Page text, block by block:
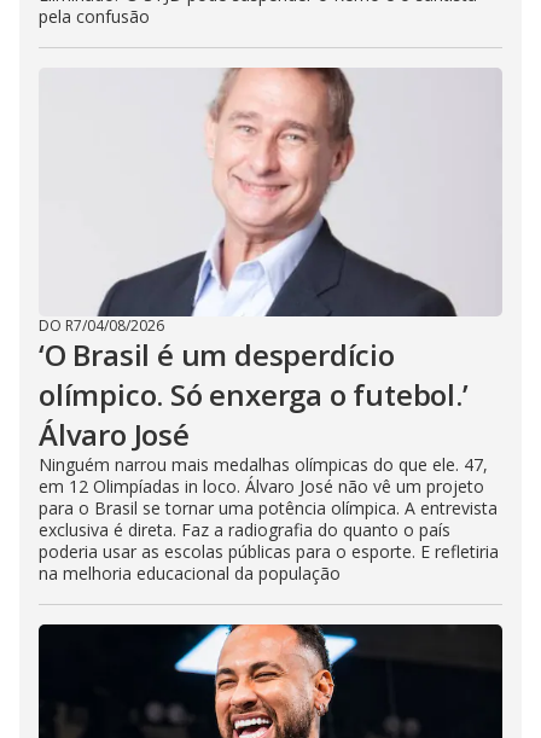
pela confusão
DO R7/04/08/2026
‘O Brasil é um desperdício
olímpico. Só enxerga o futebol.’
Álvaro José
Ninguém narrou mais medalhas olímpicas do que ele. 47,
em 12 Olimpíadas in loco. Álvaro José não vê um projeto
para o Brasil se tornar uma potência olímpica. A entrevista
exclusiva é direta. Faz a radiografia do quanto o país
poderia usar as escolas públicas para o esporte. E refletiria
na melhoria educacional da população